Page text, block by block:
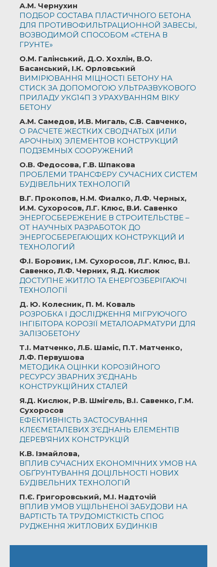
А.М. Чернухин
ПОДБОР СОСТАВА ПЛАСТИЧНОГО БЕТОНА
ДЛЯ ПРОТИВОФИЛЬТРАЦИОННОЙ ЗАВЕСЫ,
ВОЗВОДИМОЙ СПОСОБОМ «СТЕНА В
ГРУНТЕ»
О.М. Галінський, Д.О. Хохлін, В.О.
Басанський, І.К. Орловський
ВИМІРЮВАННЯ МІЦНОСТІ БЕТОНУ НА
СТИСК ЗА ДОПОМОГОЮ УЛЬТРАЗВУКОВОГО
ПРИЛАДУ УКG14П З УРАХУВАННЯМ ВІКУ
БЕТОНУ
А.М. Самедов, И.В. Мигаль, С.В. Савченко,
О РАСЧЕТЕ ЖЕСТКИХ СВОДЧАТЫХ (ИЛИ
АРОЧНЫХ) ЭЛЕМЕНТОВ КОНСТРУКЦИЙ
ПОДЗЕМНЫХ СООРУЖЕНИЙ
О.В. Федосова, Г.В. Шпакова
ПРОБЛЕМИ ТРАНСФЕРУ СУЧАСНИХ СИСТЕМ
БУДІВЕЛЬНИХ ТЕХНОЛОГІЙ
В.Г. Прокопов, Н.М. Фиалко, Л.Ф. Черных,
И.М. Сухоросов, Л.Г. Клюс, В.И. Савенко
ЭНЕРГОСБЕРЕЖЕНИЕ В СТРОИТЕЛЬСТВЕ –
ОТ НАУЧНЫХ РАЗРАБОТОК ДО
ЭНЕРГОСБЕРЕГАЮЩИХ КОНСТРУКЦИЙ И
ТЕХНОЛОГИЙ
Ф.І. Боровик, І.М. Сухоросов, Л.Г. Клюс, В.І.
Савенко, Л.Ф. Черних, Я.Д. Кислюк
ДОСТУПНЕ ЖИТЛО ТА ЕНЕРГОЗБЕРІГАЮЧІ
ТЕХНОЛОГІЇ
Д. Ю. Колесник, П. М. Коваль
РОЗРОБКА І ДОСЛІДЖЕННЯ МІГРУЮЧОГО
ІНГІБІТОРА КОРОЗІЇ МЕТАЛОАРМАТУРИ ДЛЯ
ЗАЛІЗОБЕТОНУ
Т.І. Матченко, Л.Б. Шаміс, П.Т. Матченко,
Л.Ф. Первушова
МЕТОДИКА ОЦІНКИ КОРОЗІЙНОГО
РЕСУРСУ ЗВАРНИХ З’ЄДНАНЬ
КОНСТРУКЦІЙНИХ СТАЛЕЙ
Я.Д. Кислюк, Р.В. Шмігель, В.I. Савенко, Г.М.
Сухоросов
ЕФЕКТИВНІСТЬ ЗАСТОСУВАННЯ
КЛЕЄМЕТАЛЕВИХ З’ЄДНАНЬ ЕЛЕМЕНТІВ
ДЕРЕВ’ЯНИХ КОНСТРУКЦІЙ
К.В. Ізмайлова,
ВПЛИВ СУЧАСНИХ ЕКОНОМІЧНИХ УМОВ НА
ОБҐРУНТУВАННЯ ДОЦІЛЬНОСТІ НОВИХ
БУДІВЕЛЬНИХ ТЕХНОЛОГІЙ
П.Є. Григоровський, М.І. Надточій
ВПЛИВ УМОВ УЩІЛЬНЕНОЇ ЗАБУДОВИ НА
ВАРТІСТЬ ТА ТРУДОМІСТКІСТЬ СПОG
РУДЖЕННЯ ЖИТЛОВИХ БУДИНКІВ